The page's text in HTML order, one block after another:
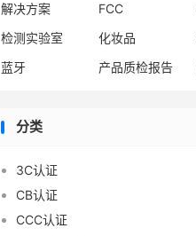
解决方案
FCC
检测实验室
化妆品
蓝牙
产品质检报告
分类
3C认证
CB认证
CCC认证